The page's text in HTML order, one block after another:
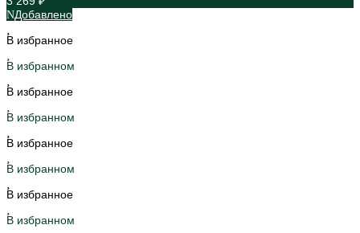
Добавлено
В избранное
В избранном
В избранное
В избранном
В избранное
В избранном
В избранное
В избранном